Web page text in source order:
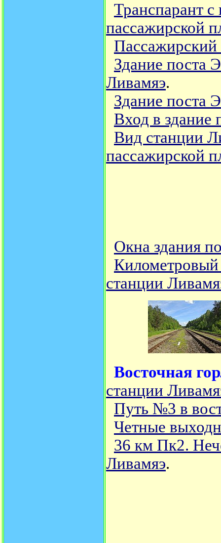
Транспарант
пассажирской
Пассажирский
Здание поста
Ливамяэ.
Здание поста
Вход в
Вид станции
пассажирской
Окна здания
Километровый
станции
Восточная
станции
Путь №3 в
Четные
36 км Пк2.
Ливамяэ.